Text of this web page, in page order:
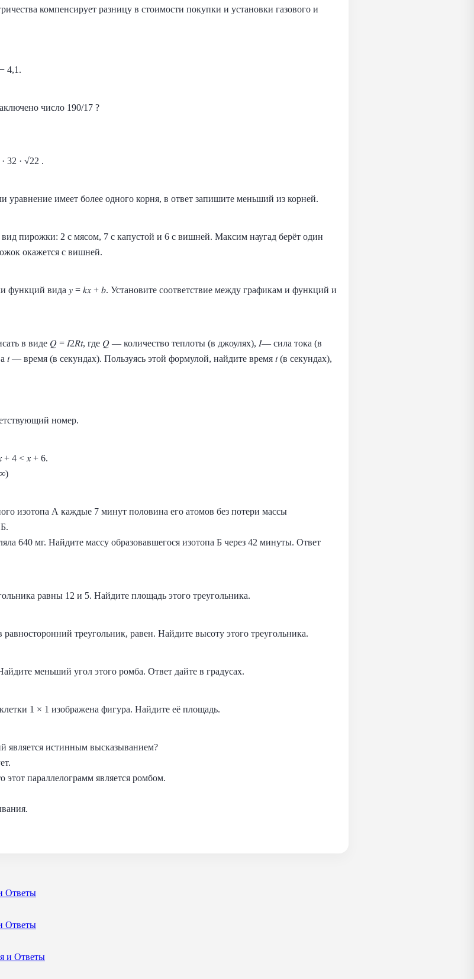
компенсирует разницу в стоимости покупки и установки газового и
4,1.
число 190/17 ?
32 · √22 .
уравнение имеет более одного корня, в ответ запишите меньший из корней.
пирожки: 2 с мясом, 7 с капустой и 6 с вишней. Максим наугад берёт один
окажется с вишней.
функций вида 𝑦 = 𝑘𝑥 + 𝑏. Установите соответствие между графикам и функций и
в виде 𝑄 = 𝐼2𝑅𝑡, где 𝑄 — количество теплоты (в джоулях), 𝐼— сила тока (в
— время (в секундах). Пользуясь этой формулой, найдите время 𝑡 (в секундах),
номер.
+ 4 < 𝑥 + 6.
изотопа А каждые 7 минут половина его атомов без потери массы
640 мг. Найдите массу образовавшегося изотопа Б через 42 минуты. Ответ
равны 12 и 5. Найдите площадь этого треугольника.
треугольник, равен. Найдите высоту этого треугольника.
меньший угол этого ромба. Ответ дайте в градусах.
1 × 1 изображена фигура. Найдите её площадь.
является истинным высказыванием?
параллелограмм является ромбом.
Ответы
Ответы
и Ответы